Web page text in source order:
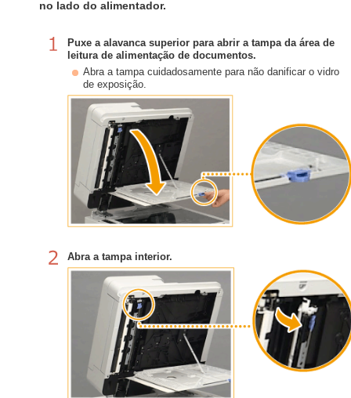
no lado do alimentador.
Puxe a alavanca superior para abrir a tampa da área de
leitura de alimentação de documentos.
Abra a tampa cuidadosamente para não danificar o vidro
de exposição.
Abra a tampa interior.